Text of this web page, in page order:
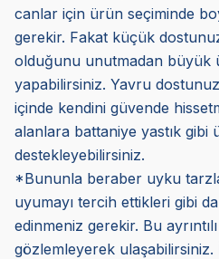
canlar için ürün seçiminde
gerekir. Fakat küçük
olduğunu unutmadan büyük
yapabilirsiniz. Yavru
içinde kendini güvende
alanlara battaniye yastık gibi
destekleyebilirsiniz.
*Bununla beraber uyku
uyumayı tercih ettikleri gibi
edinmeniz gerekir. Bu
gözlemleyerek